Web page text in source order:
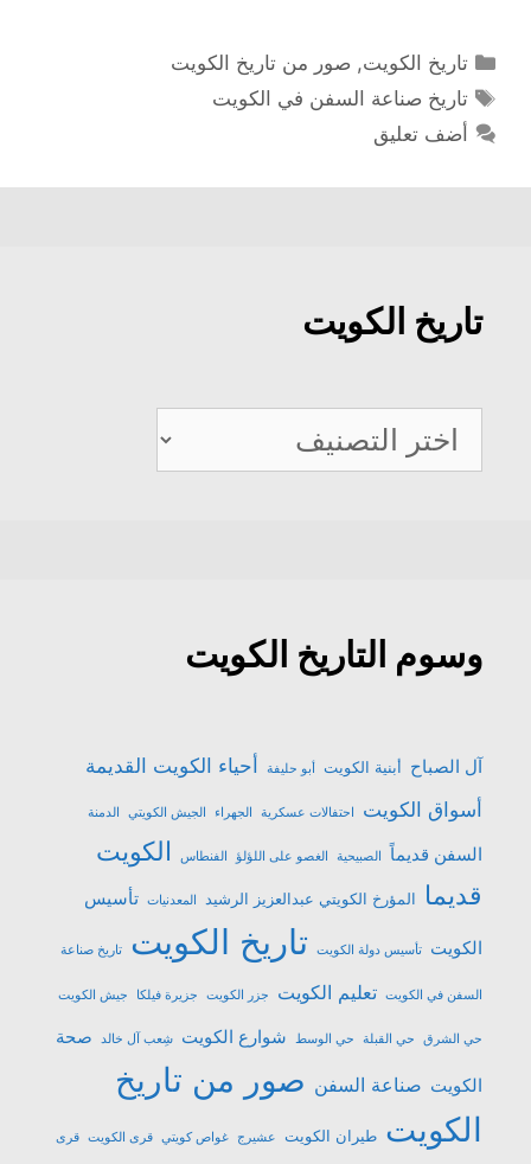
التصنيفات
تاريخ الكويت, صور من تاريخ الكويت
الوسوم
تاريخ صناعة السفن في الكويت
أضف تعليق
تاريخ الكويت
تاريخ
الكويت
وسوم التاريخ الكويت
آل الصباح أبنية الكويت أبو حليفة
أحياء الكويت القديمة
أسواق الكويت
احتفالات عسكرية الجهراء الجيش الكويتي الدمنة
السفن قديماً الصبيحية الغصو على اللؤلؤ الفنطاس
الكويت
قديما
المؤرخ الكويتي عبدالعزيز الرشيد المعدنيات تأسيس
الكويت تأسيس دولة الكويت تاريخ الكويت تاريخ صناعة
السفن في الكويت تعليم الكويت جزر الكويت جزيرة فيلكا جيش الكويت
حي الشرق حي القبلة حي الوسط شوارع الكويت شِعب آل خالد صحة
الكويت صناعة السفن صور من تاريخ
الكويت طيران الكويت عشیرج غواص كويتي قرى الكويت قرى